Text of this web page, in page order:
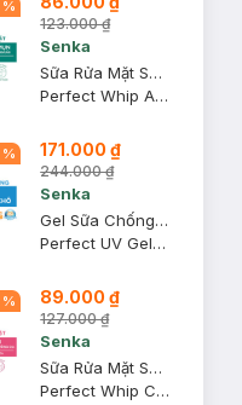
%
123.000 ₫
Senka
Sữa Rửa Mặt Senka Dành Cho Da Mụn 100g
Perfect Whip Acne Care
% 171.000 ₫
244.000 ₫
Senka
Gel Sữa Chống Nắng Senka Ẩm Mượt Cho Da Khô 80g
Perfect UV Gel SPF50+ PA++++
% 89.000 ₫
127.000 ₫
Senka
Sữa Rửa Mặt Senka Tạo Bọt Bổ Sung Collagen 120g
Perfect Whip Collagen In